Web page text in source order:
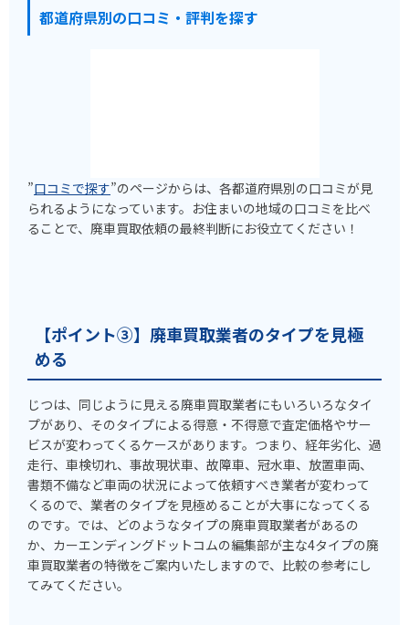
都道府県別の口コミ・評判を探す
”口コミで探す”のページからは、各都道府県別の口コミが見
られるようになっています。お住まいの地域の口コミを比べ
ることで、廃車買取依頼の最終判断にお役立てください！
【ポイント③】廃車買取業者のタイプを見極
める
じつは、同じように見える廃車買取業者にもいろいろなタイ
プがあり、そのタイプによる得意・不得意で査定価格やサー
ビスが変わってくるケースがあります。つまり、経年劣化、過
走行、車検切れ、事故現状車、故障車、冠水車、放置車両、
書類不備など車両の状況によって依頼すべき業者が変わって
くるので、業者のタイプを見極めることが大事になってくる
のです。では、どのようなタイプの廃車買取業者があるの
か、カーエンディングドットコムの編集部が主な4タイプの廃
車買取業者の特徴をご案内いたしますので、比較の参考にし
てみてください。